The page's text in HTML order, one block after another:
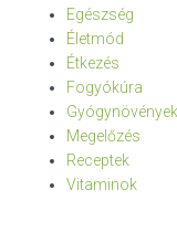
Egészség
Életmód
Étkezés
Fogyókúra
Gyógynövények
Megelőzés
Receptek
Vitaminok